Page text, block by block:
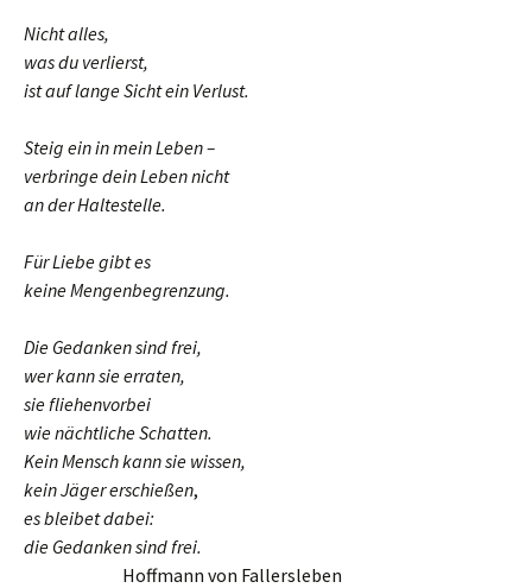
Nicht alles,
was du verlierst,
ist auf lange Sicht ein Verlust.
Steig ein in mein Leben –
verbringe dein Leben nicht
an der Haltestelle.
Für Liebe gibt es
keine Mengenbegrenzung.
Die Gedanken sind frei,
wer kann sie erraten,
sie fliehenvorbei
wie nächtliche Schatten.
Kein Mensch kann sie wissen,
kein Jäger erschießen,
es bleibet dabei:
die Gedanken sind frei.
Hoffmann von Fallersleben